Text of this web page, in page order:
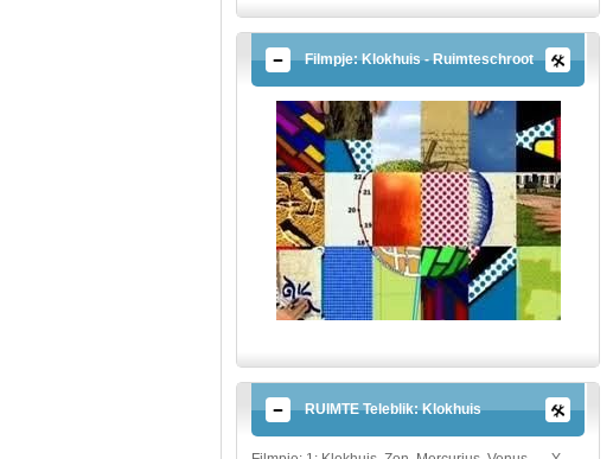
Filmpje: Klokhuis - Ruimteschroot
RUIMTE Teleblik: Klokhuis